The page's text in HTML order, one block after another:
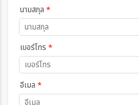
นามสกุล *
เบอร์โทร *
อีเมล *